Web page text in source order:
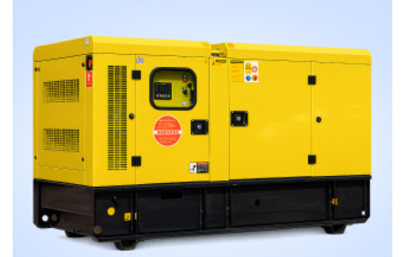
РІЗНЕ
ЗАЛИШИТИ ВІДГУК